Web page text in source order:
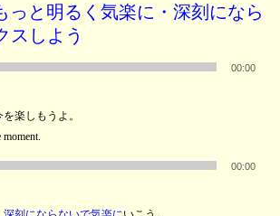
っと明るく気楽に・深刻になら
スしよう
00:00
を楽しもうよ。
moment.
00:00